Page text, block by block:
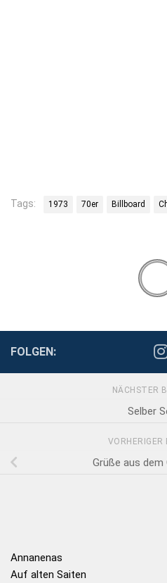
Tags: 1973 70er Billboard
FOLGEN:
NÄCHSTER
Selber
VORHERIGER
Grüße aus dem
Annanenas
Auf alten Saiten